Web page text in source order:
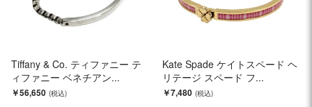
Tiffany & Co. ティファニー テ
ィファニー ベネチアン...
￥56,650
Kate Spade ケイトスペード ヘ
リテージ スペード フ...
￥7,480